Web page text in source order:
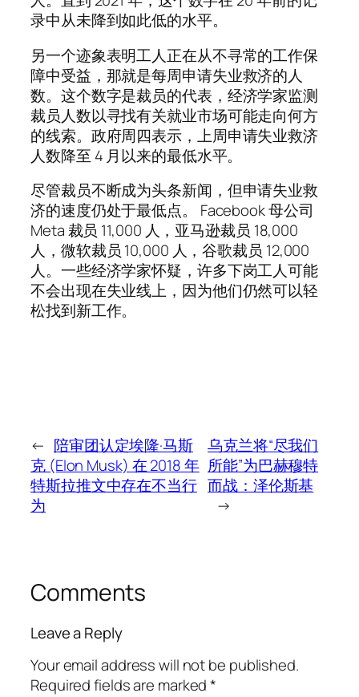
录中从未降到如此低的水平。
另一个迹象表明工人正在从不寻常的工作保
障中受益，那就是每周申请失业救济的人
数。这个数字是裁员的代表，经济学家监测
裁员人数以寻找有关就业市场可能走向何方
的线索。政府周四表示，上周申请失业救济
人数降至 4 月以来的最低水平。
尽管裁员不断成为头条新闻，但申请失业救
济的速度仍处于最低点。 Facebook 母公司
Meta 裁员 11,000 人，亚马逊裁员 18,000
人，微软裁员 10,000 人，谷歌裁员 12,000
人。一些经济学家怀疑，许多下岗工人可能
不会出现在失业线上，因为他们仍然可以轻
松找到新工作。
← 陪审团认定埃隆·马斯
克 (Elon Musk) 在 2018 年
特斯拉推文中存在不当行
为
乌克兰将“尽我们
所能”为巴赫穆特
而战：泽伦斯基
→
Comments
Leave a Reply
Your email address will not be published.
Required fields are marked*